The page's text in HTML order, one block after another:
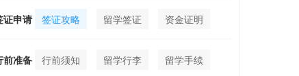
证申请 签证攻略 留学签证 资金证明
前准备 行前须知 留学行李 留学手续